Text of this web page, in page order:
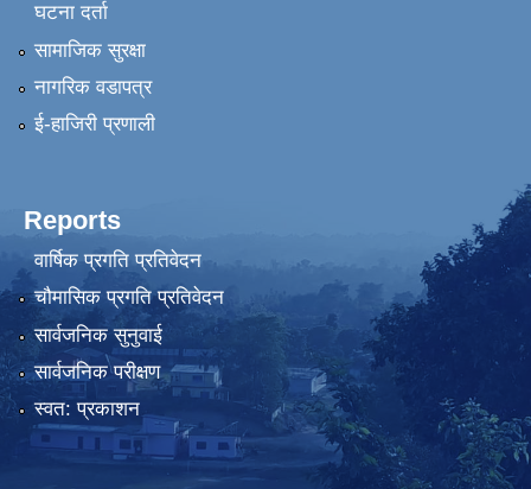
घटना दर्ता
सामाजिक सुरक्षा
नागरिक वडापत्र
ई-हाजिरी प्रणाली
Reports
वार्षिक प्रगति प्रतिवेदन
चौमासिक प्रगति प्रतिवेदन
सार्वजनिक सुनुवाई
सार्वजनिक परीक्षण
स्वत: प्रकाशन